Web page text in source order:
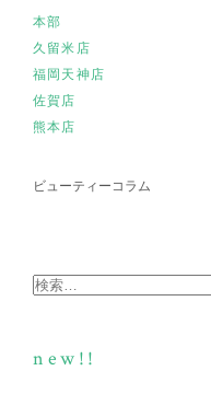
本部
久留米店
福岡天神店
佐賀店
熊本店
ビューティーコラム
new!!